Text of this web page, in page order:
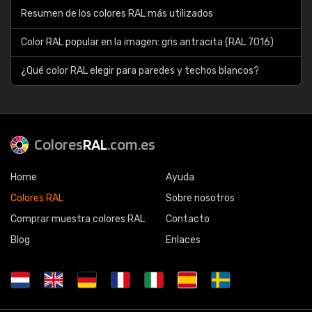
Resumen de los colores RAL más utilizados
Color RAL popular en la imagen: gris antracita (RAL 7016)
¿Qué color RAL elegir para paredes y techos blancos?
ColoresRAL.com.es
Home
Colores RAL
Comprar muestra colores RAL
Blog
Ayuda
Sobre nosotros
Contacto
Enlaces